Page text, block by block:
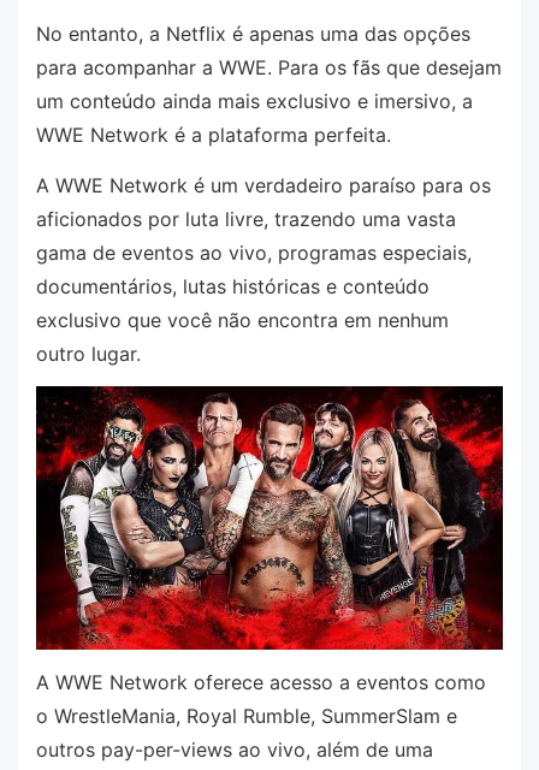
No entanto, a Netflix é apenas uma das opções
para acompanhar a WWE. Para os fãs que desejam
um conteúdo ainda mais exclusivo e imersivo, a
WWE Network é a plataforma perfeita.
A WWE Network é um verdadeiro paraíso para os
aficionados por luta livre, trazendo uma vasta
gama de eventos ao vivo, programas especiais,
documentários, lutas históricas e conteúdo
exclusivo que você não encontra em nenhum
outro lugar.
A WWE Network oferece acesso a eventos como
o WrestleMania, Royal Rumble, SummerSlam e
outros pay-per-views ao vivo, além de uma